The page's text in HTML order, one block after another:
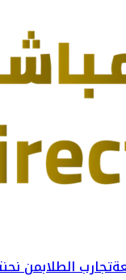
تجارب الطلابمن نحن